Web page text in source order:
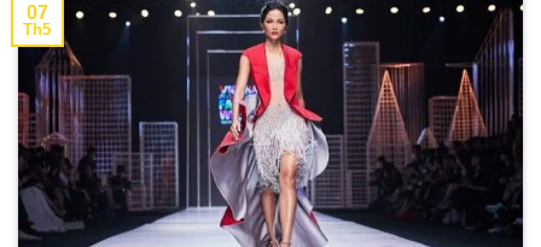
07
Th5